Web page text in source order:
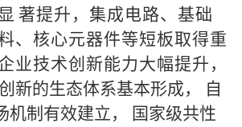
著提升 ，集成电路、基础
、核心元器件等短板取得重
业技术创新能力大幅提升，
新的生态体系基本形成， 自
机制有效建立， 国家级共性